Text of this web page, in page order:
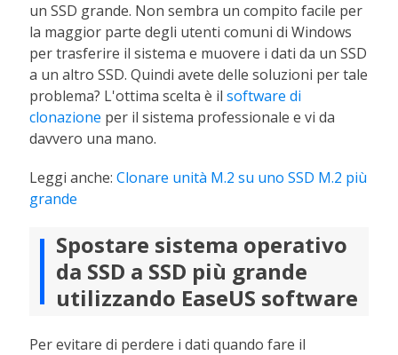
un SSD grande. Non sembra un compito facile per
la maggior parte degli utenti comuni di Windows
per trasferire il sistema e muovere i dati da un SSD
a un altro SSD. Quindi avete delle soluzioni per tale
problema? L'ottima scelta è ilsoftware di
clonazione per il sistema professionale e vi da
davvero una mano.
Leggi anche:Clonare unità M.2 su uno SSD M.2 più
grande
Spostare sistema operativo
da SSD a SSD più grande
utilizzando EaseUS software
Per evitare di perdere i dati quando fare il